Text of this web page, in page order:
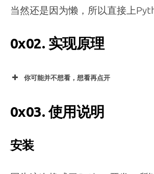
当然还是因为懒，所以直接上
0x02. 实现原理
你可能并不想看，想看再点开
0x03. 使用说明
安装